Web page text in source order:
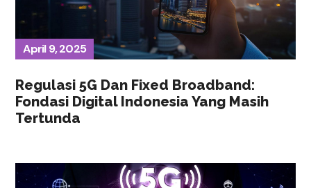
April 9, 2025
Regulasi 5G Dan Fixed Broadband:
Fondasi Digital Indonesia Yang Masih
Tertunda